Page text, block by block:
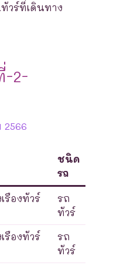
วร์ที่เดินทาง
-2-
ชนิด
รถ
รืองทัวร์
รถ
ทัวร์
รืองทัวร์
รถ
ทัวร์